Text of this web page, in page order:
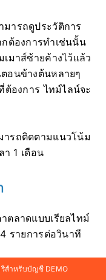
ารถดูประวัติการ
ต้องการทำเช่นนั้น
มาส์ซ้ายค้างไว้แล้ว
อนข้างต้นหลายๆ
ต้องการ ไทม์ไลน์จะ
รถติดตามแนวโน้ม
า 1 เดือน
ตลาดแบบเรียลไทม์
รายการต่อวินาที
สำหรับบัญชี DEMO